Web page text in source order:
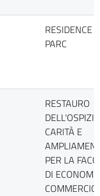
RESIDENCE
PARC
RESTAURO
CARITÀ E
PER LA
DI
COMMERCIO